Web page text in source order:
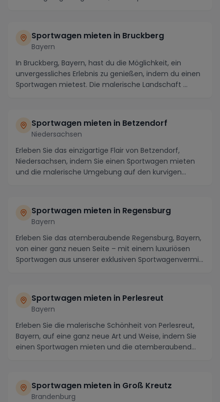
Sportwagen mieten in Bruckberg
Bayern
In Bruckberg, Bayern, hast du die Möglichkeit, ein
unvergessliches Erlebnis zu genießen, indem du einen
Sportwagen mietest. Die malerische Landschaft ...
Sportwagen mieten in Betzendorf
Niedersachsen
Erleben Sie das einzigartige Flair von Betzendorf,
Niedersachsen, indem Sie einen Sportwagen mieten
und die malerische Umgebung auf den kurvigen
Sportwagen mieten in Regensburg
Bayern
Erleben Sie das atemberaubende Regensburg, Bayern,
von einer ganz neuen Seite – mit einem luxuriösen
Sportwagen aus unserer exklusiven Sportwagenvermi...
Sportwagen mieten in Perlesreut
Bayern
Erleben Sie die malerische Schönheit von Perlesreut,
Bayern, auf eine ganz neue Art und Weise, indem Sie
einen Sportwagen mieten und die atemberaubend...
Sportwagen mieten in Groß Kreutz
Brandenburg